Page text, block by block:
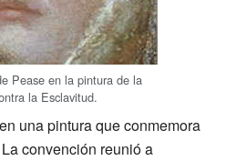
Pease en la pintura de la
la Esclavitud.
una pintura que conmemora
convención reunió a